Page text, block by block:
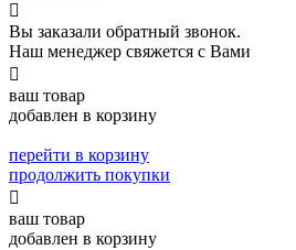

Вы заказали обратный звонок.
Наш менеджер свяжется с Вами

ваш товар
добавлен в корзину
перейти в корзину
продолжить покупки

ваш товар
добавлен в корзину